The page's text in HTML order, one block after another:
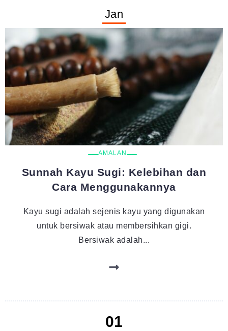
Jan
AMALAN
Sunnah Kayu Sugi: Kelebihan dan
Cara Menggunakannya
Kayu sugi adalah sejenis kayu yang digunakan
untuk bersiwak atau membersihkan gigi.
Bersiwak adalah...
01